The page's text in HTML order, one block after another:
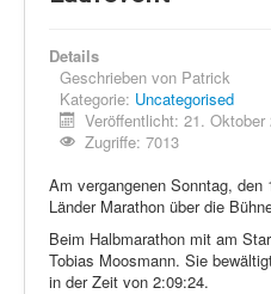
Showdown
Datenschutz
Details
Geschrieben von Patrick
Kategorie: Uncategorised
Veröffentlicht: 21. Oktober
Zugriffe: 7013
Am vergangenen Sonntag, den
Länder Marathon über die
Beim Halbmarathon mit am
Tobias Moosmann. Sie
in der Zeit von 2:09:24.